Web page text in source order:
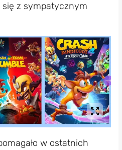
z sympatycznym
w ostatnich